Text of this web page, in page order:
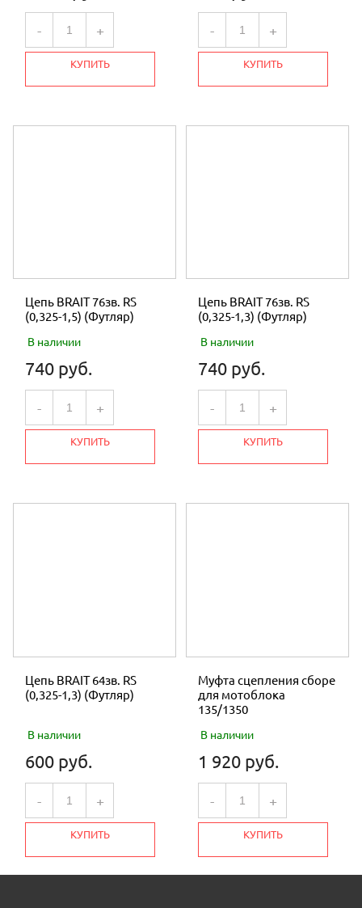
- +
КУПИТЬ
- +
КУПИТЬ
Цепь BRAIT 76зв. RS
(0,325-1,5) (Футляр)
В наличии
740 руб.
- +
КУПИТЬ
Цепь BRAIT 76зв. RS
(0,325-1,3) (Футляр)
В наличии
740 руб.
- +
КУПИТЬ
Цепь BRAIT 64зв. RS
(0,325-1,3) (Футляр)
В наличии
600 руб.
- +
КУПИТЬ
Муфта сцепления сборе
для мотоблока
135/1350
В наличии
1 920 руб.
- +
КУПИТЬ